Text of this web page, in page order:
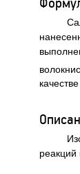
реакций